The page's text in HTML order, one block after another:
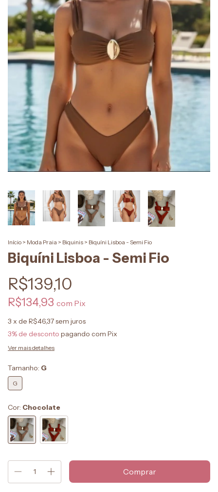
Início > Moda Praia > Biquinis > Biquíni Lisboa - Semi Fio
Biquíni Lisboa - Semi Fio
R$139,10
R$134,93 com Pix
3 x de R$46,37sem juros
3% de desconto pagando com Pix
Ver mais detalhes
Tamanho: G
G
Cor: Chocolate